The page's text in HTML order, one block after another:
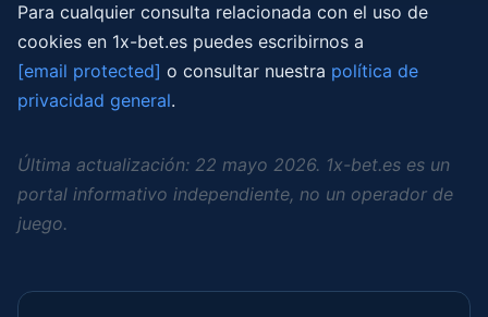
Para cualquier consulta relacionada con el uso de
cookies en 1x-bet.es puedes escribirnos a
[email protected] o consultar nuestra política de
privacidad general.
Última actualización: 22 mayo 2026. 1x-bet.es es un
portal informativo independiente, no un operador de
juego.